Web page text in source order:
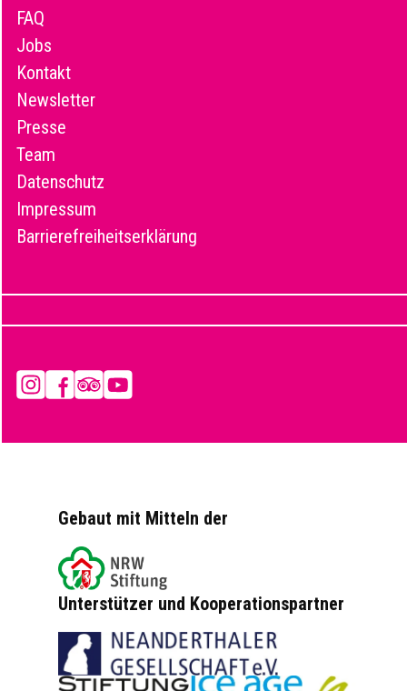
FAQ
Jobs
Kontakt
Newsletter
Presse
Team
Datenschutz
Impressum
Barrierefreiheitserklärung
InstagramFacebook
Tripadvisor
YouTube
Gebaut mit Mitteln der
Unterstützer und Kooperationspartner